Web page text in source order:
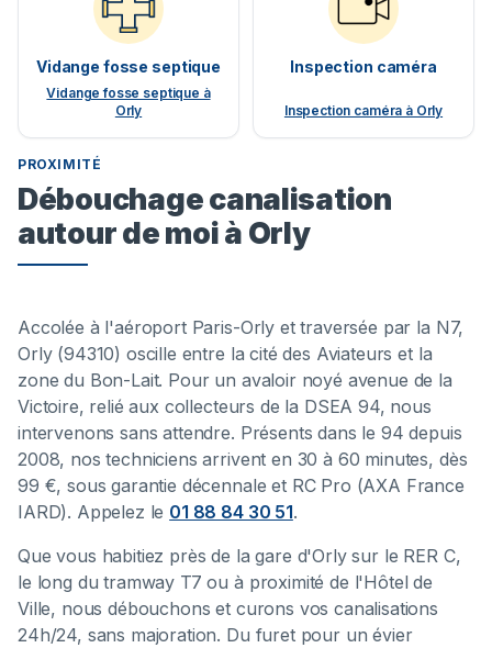
Vidange fosse septique
Vidange fosse septique à
Orly
Inspection caméra
Inspection caméra à Orly
PROXIMITÉ
Débouchage canalisation
autour de moi à Orly
Accolée à l'aéroport Paris-Orly et traversée par la N7,
Orly (94310) oscille entre la cité des Aviateurs et la
zone du Bon-Lait. Pour un avaloir noyé avenue de la
Victoire, relié aux collecteurs de la DSEA 94, nous
intervenons sans attendre. Présents dans le 94 depuis
2008, nos techniciens arrivent en 30 à 60 minutes, dès
99 €, sous garantie décennale et RC Pro (AXA France
IARD). Appelez le 01 88 84 30 51.
Que vous habitiez près de la gare d'Orly sur le RER C,
le long du tramway T7 ou à proximité de l'Hôtel de
Ville, nous débouchons et curons vos canalisations
24h/24, sans majoration. Du furet pour un évier